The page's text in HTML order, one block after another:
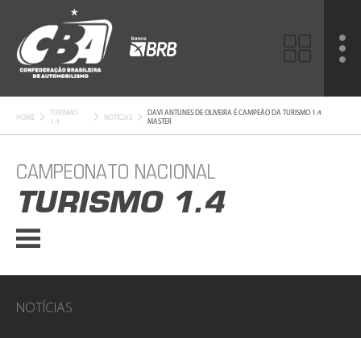
HOME
TURISMO
1.4
NOTÍCIAS
DAVI ANTUNES DE OLIVEIRA É CAMPEÃO DA TURISMO 1.4
MASTER
CAMPEONATO NACIONAL
TURISMO 1.4
NOTÍCIAS